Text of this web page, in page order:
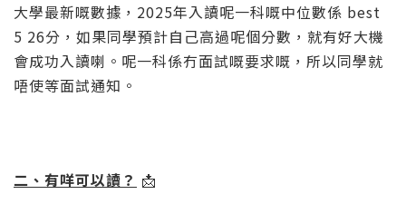
大學最新嘅數據，2025年入讀呢一科嘅中位數係 best
5 26分，如果同學預計自己高過呢個分數，就有好大機
會成功入讀喇。呢一科係冇面試嘅要求嘅，所以同學就
唔使等面試通知。
二、有咩可以讀？ 📩